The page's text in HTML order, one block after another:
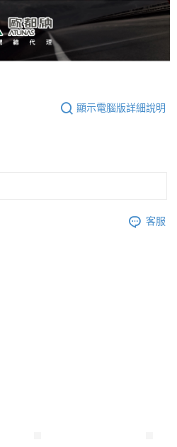
顯示電腦版詳細說明
客服